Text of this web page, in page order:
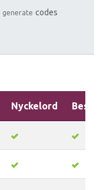
generate codes
Nyckelord